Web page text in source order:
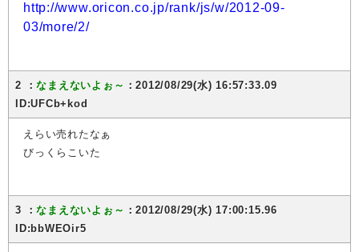
http://www.oricon.co.jp/rank/js/w/2012-09-
03/more/2/
2 ：なまえないよぉ～ ：2012/08/29(水) 16:57:33.09
ID:UFCb+kod
えらい売れたなぁ
びっくらこいた
3 ：なまえないよぉ～ ：2012/08/29(水) 17:00:15.96
ID:bbWEOir5